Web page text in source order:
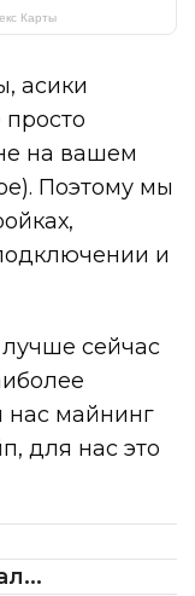
Карты
асики
на вашем
Поэтому мы
и
сейчас
нас майнинг
для нас это